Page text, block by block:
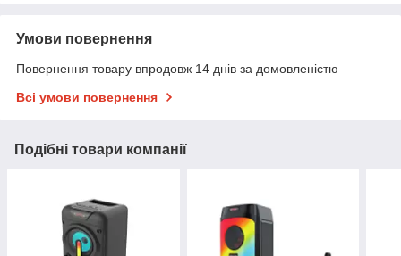
Умови повернення
Повернення товару впродовж 14 днів за домовленістю
Всі умови повернення
Подібні товари компанії